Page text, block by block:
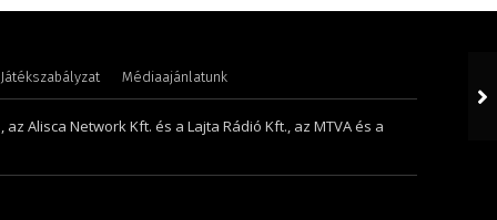
Játékszabályzat Médiaajánlatunk
Alisca Network Kft. és a Lajta Rádió Kft., az MTVA és a